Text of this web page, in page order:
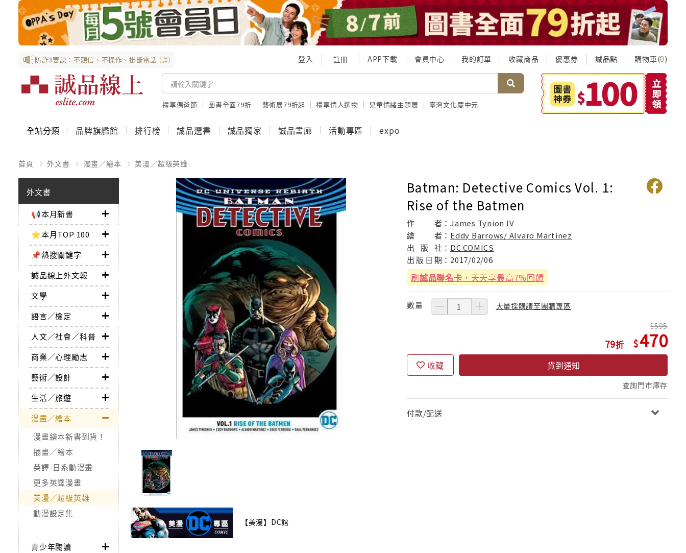
防詐3要訣：不聽信、不操作、掛斷電話 (詳) 登入 註冊 APP下載 會員中心 我的訂單 收藏商品 優惠券 誠品點 購物車(0)
禮享偶爸節 圖書全面79折 藝術展79折起 禮享情人選物 兒童情緒主題展 臺灣文化慶中元
全站分類 品牌旗艦館 排行榜 誠品選書 誠品獨家 誠品畫廊 活動專區 expo
首頁 外文書 漫畫／繪本 美漫／超級英雄
外文書
📢本月新書
⭐本月TOP 100
📌熱搜關鍵字
誠品線上外文報
文學
語言／檢定
人文／社會／科普
商業／心理勵志
藝術／設計
生活／旅遊
漫畫／繪本
漫畫繪本新書到貨！
插畫／繪本
英譯-日系動漫畫
更多英譯漫畫
美漫／超級英雄
動漫設定集
青少年閱讀
【美漫】DC館
Batman: Detective Comics Vol. 1:
Rise of the Batmen
作 者：James Tynion IV
繪
者： Eddy Barrows/ Alvaro Martinez
出
版 社： DC COMICS
出 版 日 期： 2017/02/06
刷誠品聯名卡 ，天天享最高7%回饋
數量 大量採購請至團購專區
79
595
470
收藏 貨到通知
查詢門市庫存
付款/配送